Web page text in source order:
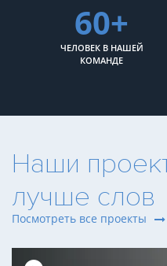
60+
ЧЕЛОВЕК В НАШЕЙ
КОМАНДЕ
Наши
лучше слов
Посмотреть все проекты